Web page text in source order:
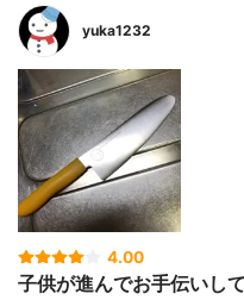
yuka1232
4.00
子供が進んでお手伝いし